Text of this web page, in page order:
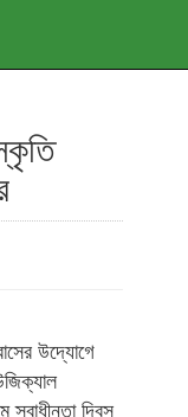
উদ্যোগে
স্বাধীনতা দিবস